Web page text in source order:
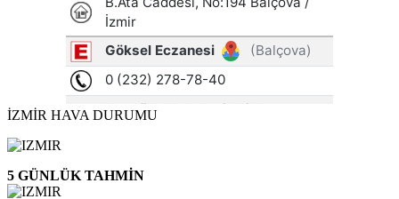
İZMİR HAVA DURUMU
5 GÜNLÜK TAHMİN